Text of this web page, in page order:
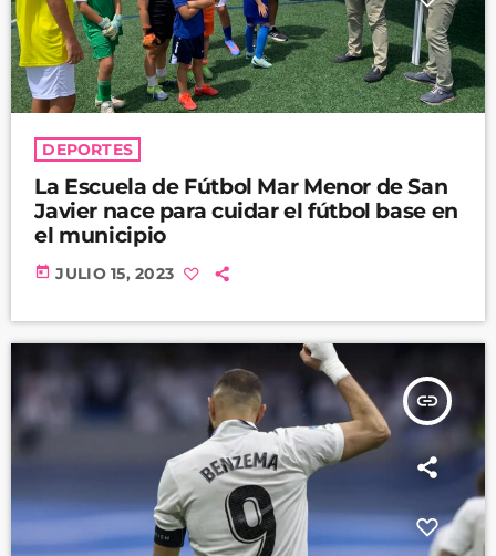
DEPORTES
La Escuela de Fútbol Mar Menor de San
Javier nace para cuidar el fútbol base en
el municipio
today JULIO 15, 2023
insert_link